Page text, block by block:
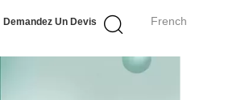
French
Demandez Un Devis